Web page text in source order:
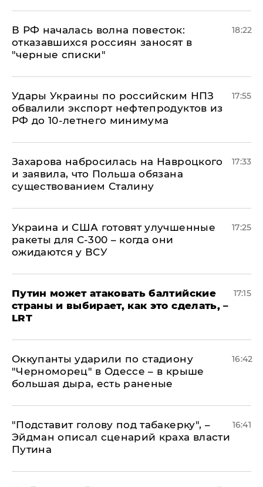
​В РФ началась волна повесток:
отказавшихся россиян заносят в
"черные списки"
18:22
Удары Украины по российским НПЗ
обвалили экспорт нефтепродуктов из
РФ до 10-летнего минимума
17:55
​Захарова набросилась на Навроцкого
и заявила, что Польша обязана
существованием Сталину
17:33
Украина и США готовят улучшенные
ракеты для С-300 – когда они
ожидаются у ВСУ
17:25
Путин может атаковать балтийские
страны и выбирает, как это сделать, –
LRT
17:15
Оккупанты ударили по стадиону
"Черноморец" в Одессе – в крыше
большая дыра, есть раненые
16:42
​"Подставит голову под табакерку", –
Эйдман описал сценарий краха власти
Путина
16:41